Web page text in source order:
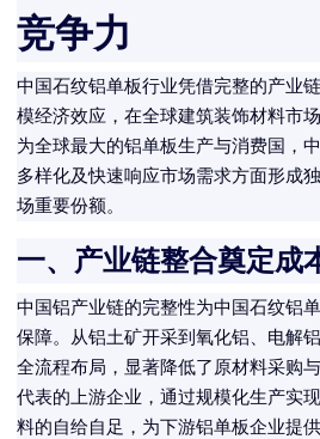
竞争力
中国石纹铝单板行业凭借完整的产业
模经济效应，在全球建筑装饰材料市
为全球最大的铝单板生产与消费国，
多样化及快速响应市场需求方面形成
场重要份额。
一、产业链整合奠定成
中国铝产业链的完整性为中国石纹铝
保障。从铝土矿开采到氧化铝、电解
全流程布局，显著降低了原材料采购
代表的上游企业，通过规模化生产实
料的自给自足，为下游铝单板企业提